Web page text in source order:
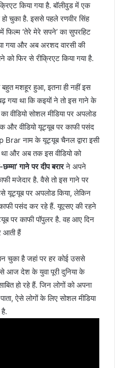
किया गया है. बॉलीवुड में एक
हो चुका है. इससे पहले रणवीर सिंह
फिल्‍म ‘तेरे मेरे सपने’ का सुपरहिट
गया और अब अरशद वारसी की
को फिर से रीक्रिएट किया गया है.
बहुत मशहूर हुआ, इतना ही नहीं इस
गया था कि कइयों ने तो इस गाने के
सोशल मीडिया पर अपलोड
और वीडियो यूट्यूब पर काफी पसंद
Brar नाम के यूट्यूब चैनल द्वारा इसी
था और अब तक इस वीडियो को
छम्मा’ गाने पर दीप बरारने अपने
मजेदार है. वैसे तो इस गाने पर
यूट्यूब पर अपलोड किया, लेकिन
काफी पसंद कर रहे हैं. यूएसए की रहने
पर काफी पॉपुलर है. वह आए दिन
आती हैं
चुका है जहां पर हर कोई उससे
से आज देश के युवा पूरी दुनिया के
हो रहे हैं. जिन लोगों को अपना
ऐसे लोगों के लिए सोशल मीडिया